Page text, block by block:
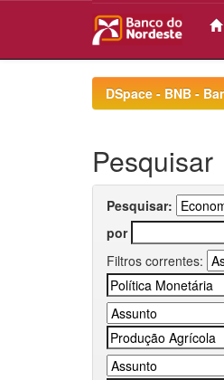
DSpace - BNB -
Pesquisar
Pesquisar:
por
Filtros correntes: